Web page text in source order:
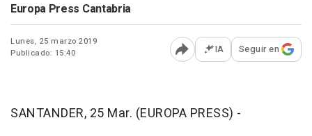
Europa Press Cantabria
Lunes, 25 marzo 2019
Publicado: 15:40
Abrir opciones para
IA Seguir en
SANTANDER, 25 Mar. (EUROPA PRESS) -